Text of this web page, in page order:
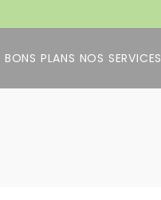
BONS PLANS NOS SERVICES